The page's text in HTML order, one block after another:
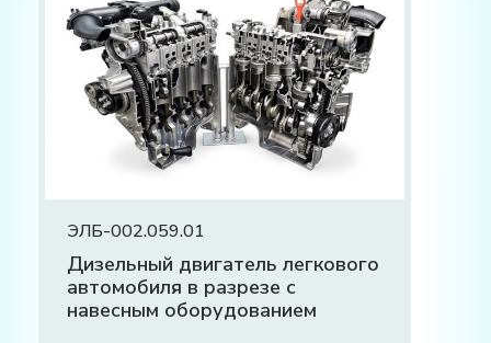
ЭЛБ-002.059.01
Дизельный двигатель легкового
автомобиля в разрезе с
навесным оборудованием